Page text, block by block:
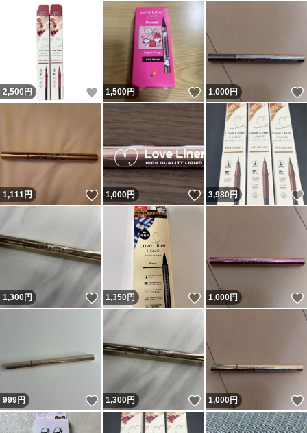
2,500 円 いいね！
1,500円 いいね！
1,000円
1,111円 いいね！
1,000円 いいね！
3,980円
1,300円 いいね！
1,350円 いいね！
1,000円
999円 いいね！
1,300円 いいね！
1,000円